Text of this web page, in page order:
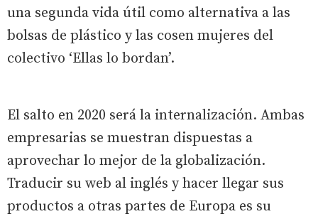
una segunda vida útil como alternativa a las
bolsas de plástico y las cosen mujeres del
colectivo ‘Ellas lo bordan’.
El salto en 2020 será la internalización. Ambas
empresarias se muestran dispuestas a
aprovechar lo mejor de la globalización.
Traducir su web al inglés y hacer llegar sus
productos a otras partes de Europa es su